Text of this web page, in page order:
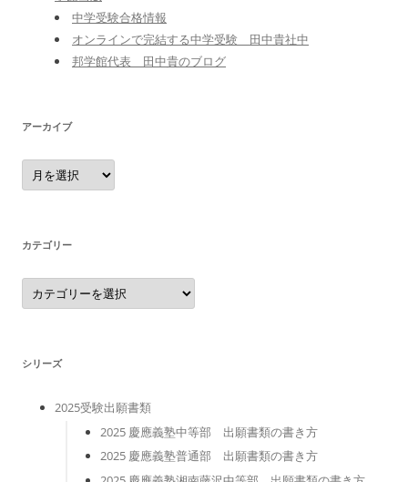
中学受験合格情報
オンラインで完結する中学受験 田中貴社中
邦学館代表 田中貴のブログ
アーカイブ
ア
ー
カ
カテゴリー
カ
テ
ゴ
シリーズ
2025受験出願書類
2025 慶應義塾中等部 出願書類の書き方
2025 慶應義塾普通部 出願書類の書き方